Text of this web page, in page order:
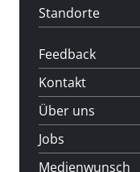
Standorte
Feedback
Kontakt
Über uns
Jobs
Medienwunsch